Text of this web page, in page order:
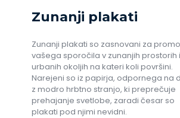
Zunanji plakati
Zunanji plakati so zasnovani za
vašega sporočila v zunanjih prostorih
urbanih okoljih na kateri koli površini.
Narejeni so iz papirja, odpornega na
z modro hrbtno stranjo, ki preprečuje
prehajanje svetlobe, zaradi česar so
plakati pod njimi nevidni.